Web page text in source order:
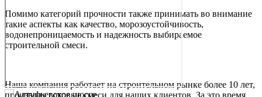
Помимо категорий прочности также принимать во внимание
такие аспекты как качество, морозоустойчивость,
водонепроницаемость и надежность выбираемое
строительной смеси.
Наша компания работает на строительном рынке более 10 лет,